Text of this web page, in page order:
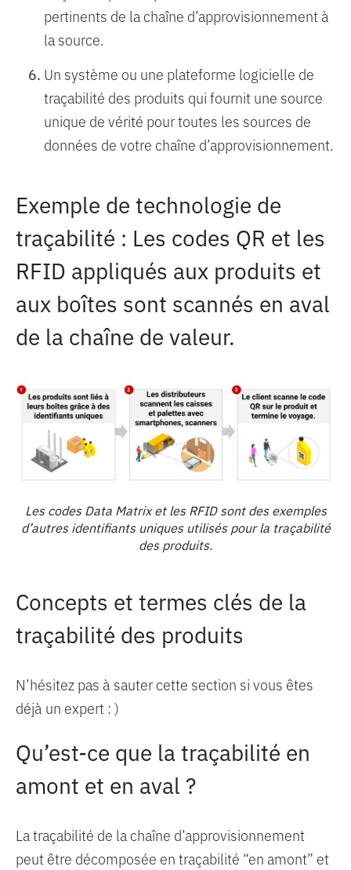
pertinents de la chaîne d’approvisionnement à
la source.
Un système ou une plateforme logicielle de
traçabilité des produits qui fournit une source
unique de vérité pour toutes les sources de
données de votre chaîne d’approvisionnement.
Exemple de technologie de
traçabilité : Les codes QR et les
RFID appliqués aux produits et
aux boîtes sont scannés en aval
de la chaîne de valeur.
Les codes Data Matrix et les RFID sont des exemples
d’autres identifiants uniques utilisés pour la traçabilité
des produits.
Concepts et termes clés de la
traçabilité des produits
N’hésitez pas à sauter cette section si vous êtes
déjà un expert : )
Qu’est-ce que la traçabilité en
amont et en aval ?
La traçabilité de la chaîne d’approvisionnement
peut être décomposée en traçabilité “en amont” et